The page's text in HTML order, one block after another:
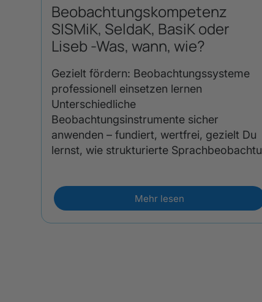
Beobachtungskompetenz
SISMiK, SeldaK, BasiK oder
Liseb -Was, wann, wie?
Gezielt fördern: Beobachtungssysteme
professionell einsetzen lernen
Unterschiedliche
Beobachtungsinstrumente sicher
anwenden – fundiert, wertfrei, gezielt Du
lernst, wie strukturierte Sprachbeobachtu
Mehr lesen